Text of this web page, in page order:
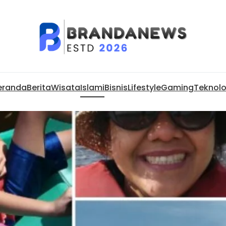
BeritaWisataIslamiBisnisLifestyleGaming